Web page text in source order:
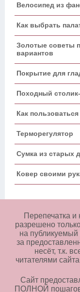
Велосипед из
Как выбрать
Золотые советы
вариантов
Покрытие для
Походный
Как
Терморегулятор
Сумка из старых
Ковер своими
Перепечатка и
разрешено
на
за
несёт, т.к.
читателями
Сайт
ПОЛНОЙ